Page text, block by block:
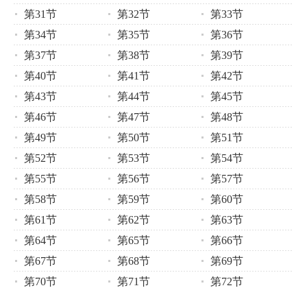
第31节
第32节
第33节
第34节
第35节
第36节
第37节
第38节
第39节
第40节
第41节
第42节
第43节
第44节
第45节
第46节
第47节
第48节
第49节
第50节
第51节
第52节
第53节
第54节
第55节
第56节
第57节
第58节
第59节
第60节
第61节
第62节
第63节
第64节
第65节
第66节
第67节
第68节
第69节
第70节
第71节
第72节